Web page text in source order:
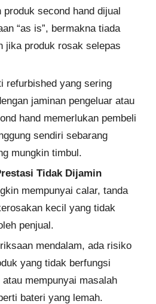
produk second hand dijual
“as is”, bermakna tiada
jika produk rosak selepas
refurbished yang sering
jaminan pengeluar atau
hand memerlukan pembeli
sendiri sebarang
mungkin timbul.
Tidak Dijamin
mempunyai calar, tanda
kecil yang tidak
penjual.
mendalam, ada risiko
yang tidak berfungsi
atau mempunyai masalah
bateri yang lemah.